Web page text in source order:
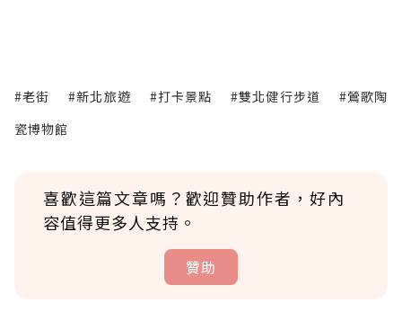
#老街 #新北旅遊 #打卡景點 #雙北健行步道
#鶯歌陶
瓷博物館
喜歡這篇文章嗎？歡迎贊助作者，好內
容值得更多人支持。
贊助